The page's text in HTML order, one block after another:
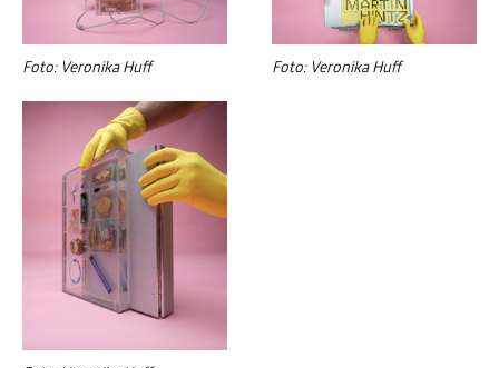
Foto: Veronika Huff Foto: Veronika Huff